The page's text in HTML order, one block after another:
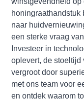
honingraathandstuk
naar
een sterke vraag
Investeer in
oplevert, de stoeltijd
vergroot door
met ons team voor
en ontdek waarom